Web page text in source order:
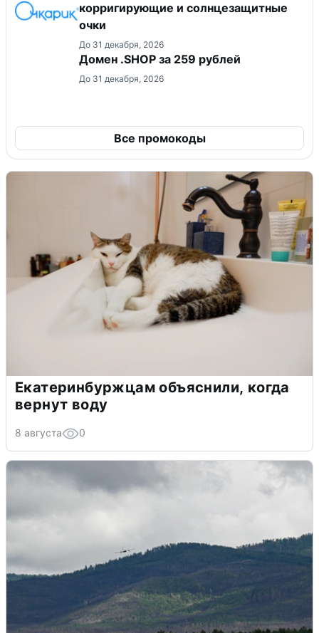
корригирующие и солнцезащитные
очки
До 31 декабря, 2026
Домен .SHOP за 259 рублей
До 31 декабря, 2026
Все промокоды
Екатеринбуржцам объяснили, когда
вернут воду
8 августа 0